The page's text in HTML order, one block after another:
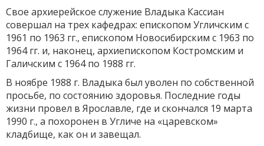
Свое архиерейское служение Владыка Кассиан
совершал на трех кафедрах: епископом Угличским с
1961 по 1963 гг., епископом Новосибирским с 1963 по
1964 гг. и, наконец, архиепископом Кост­ромским и
Галичским с 1964 по 1988 гг.
В ноябре 1988 г. Владыка был уволен по собственной
просьбе, по состоянию здоровья. Последние годы
жизни провел в Ярославле, где и скончался 19 марта
1990 г., а похоронен в Угличе на «царевском»
кладбище, как он и завещал.